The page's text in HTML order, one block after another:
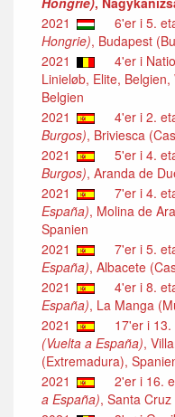
2021
6'er i 5.
Hongrie), Budapest
2021
4'er i
Linieløb, Elite,
Belgien
2021
4'er i 2.
Burgos), Briviesca
2021
5'er i 4.
Burgos), Aranda de
2021
7'er i 4.
España), Molina de
Spanien
2021
7'er i 5.
España), Albacete
2021
4'er i 8.
España), La Manga
2021
17'er i 13.
(Vuelta a España),
(Extremadura),
2021
2'er i 16.
a España), Santa